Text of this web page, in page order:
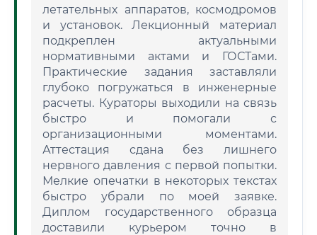
летательных аппаратов, космодромов
и установок. Лекционный материал
подкреплен актуальными
нормативными актами и ГОСТами.
Практические задания заставляли
глубоко погружаться в инженерные
расчеты. Кураторы выходили на связь
быстро и помогали с
организационными моментами.
Аттестация сдана без лишнего
нервного давления с первой попытки.
Мелкие опечатки в некоторых текстах
быстро убрали по моей заявке.
Диплом государственного образца
доставили курьером точно в